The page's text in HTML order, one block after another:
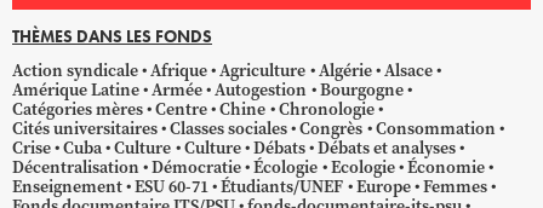
THÈMES DANS LES FONDS
Action syndicale Afrique Agriculture Algérie Alsace
Amérique Latine Armée Autogestion
Bourgogne
Catégories mères Centre Chine Chronologie
Cités universitaires Classes sociales Congrès Consommation
Crise Cuba Culture Culture Débats Débats et analyses
Décentralisation Démocratie Écologie Ecologie Économie
Enseignement ESU 60-71 Étudiants/UNEF Europe Femmes